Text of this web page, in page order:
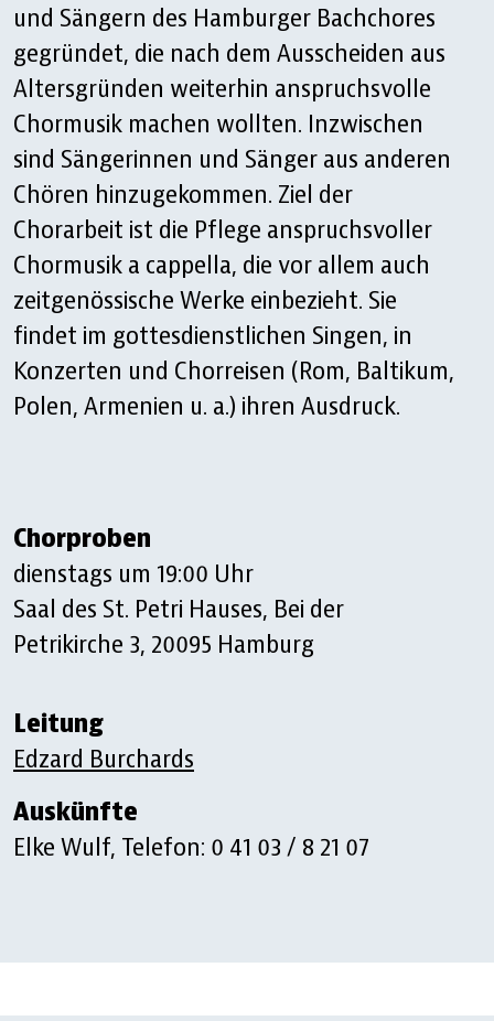
und Sängern des Hamburger Bachchores
gegründet, die nach dem Ausscheiden aus
Altersgründen weiterhin anspruchsvolle
Chormusik machen wollten. Inzwischen
sind Sängerinnen und Sänger aus anderen
Chören hinzugekommen. Ziel der
Chorarbeit ist die Pflege anspruchsvoller
Chormusik a cappella, die vor allem auch
zeitgenössische Werke einbezieht. Sie
findet im gottesdienstlichen Singen, in
Konzerten und Chorreisen (Rom, Baltikum,
Polen, Armenien u. a.) ihren Ausdruck.
Chorproben
dienstags um 19:00 Uhr
Saal des St. Petri Hauses, Bei der
Petrikirche 3, 20095 Hamburg
Leitung
Edzard Burchards
Auskünfte
Elke Wulf, Telefon: 0 41 03 / 8 21 07